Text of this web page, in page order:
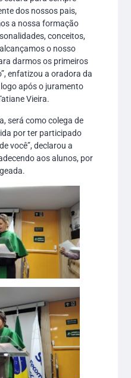
dos nossos pais,
a nossa formação
conceitos,
o nosso
darmos os primeiros
enfatizou a oradora da
após o juramento
Vieira.
será como colega de
por ter participado
você”, declarou a
aos alunos, por